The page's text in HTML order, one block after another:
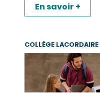
En savoir +
COLLÈGE LACORDAIRE